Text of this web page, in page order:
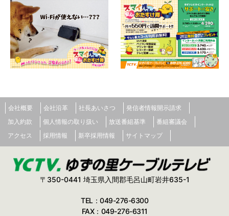
会社概要 会社沿革 社長あいさつ
発信者情報開示請求
加入約款
個人情報の取り扱い 放送番組基準
番組審議会
アクセス
採用情報 新卒採用情報 サイトマップ
〒350-0441 埼玉県入間郡毛呂山町岩井635-1
TEL：049-276-6300
FAX：049-276-6311